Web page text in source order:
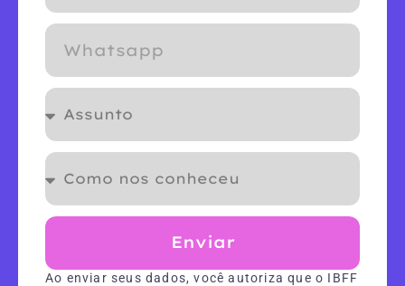
Enviar
Ao enviar seus dados, você autoriza que o IBFF